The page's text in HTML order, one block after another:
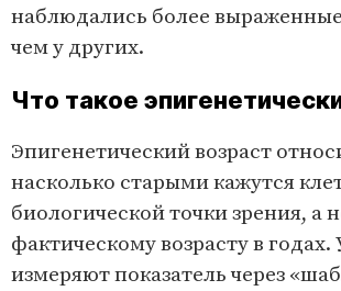
наблюдались более
чем у других.
Что такое
Эпигенетический возраст
насколько старыми кажутся
биологической точки зрения, а
фактическому возрасту в годах.
измеряют показатель через